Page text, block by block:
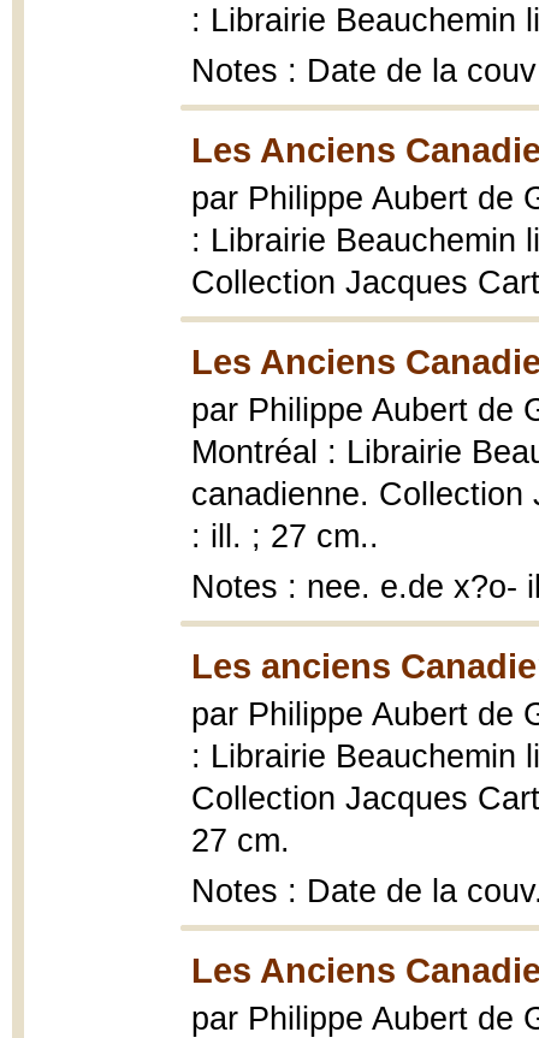
: Librairie Beauchemin
Notes : Date de la
Les Anciens
par Philippe Aubert de
: Librairie Beauchemin
Collection Jacques
Les Anciens
par Philippe Aubert de
Montréal : Librairie
canadienne.
: ill. ; 27 cm..
Notes : nee. e.de x?o-
Les anciens
par Philippe Aubert de
: Librairie Beauchemin
Collection Jacques
27 cm.
Notes : Date de la
Les Anciens
par Philippe Aubert de